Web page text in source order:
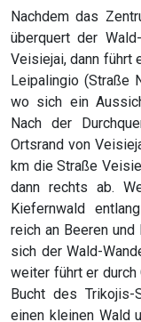
Nachdem das
überquert der
Veisiejai, dann führt
Leipalingio (Straße
wo sich ein
Nach der
Ortsrand von
km die Straße
dann rechts ab.
Kiefernwald
reich an Beeren
sich der Wald-
weiter führt er
Bucht des Trikojis-
einen kleinen Wald